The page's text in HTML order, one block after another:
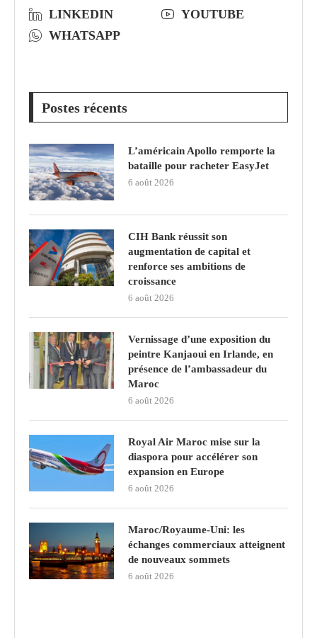
LINKEDIN
YOUTUBE
WHATSAPP
Postes récents
L’américain Apollo remporte la
bataille pour racheter EasyJet
6 août 2026
CIH Bank réussit son
augmentation de capital et
renforce ses ambitions de
croissance
6 août 2026
Vernissage d’une exposition du
peintre Kanjaoui en Irlande, en
présence de l’ambassadeur du
Maroc
6 août 2026
Royal Air Maroc mise sur la
diaspora pour accélérer son
expansion en Europe
6 août 2026
Maroc/Royaume-Uni: les
échanges commerciaux atteignent
de nouveaux sommets
6 août 2026